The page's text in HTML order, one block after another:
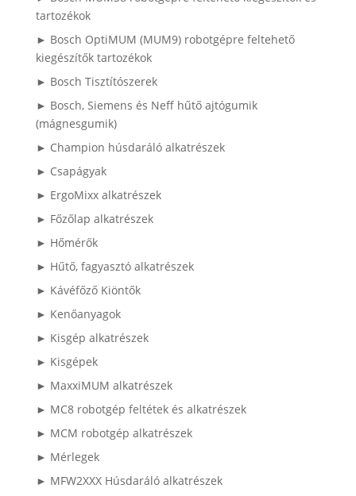
tartozékok
► Bosch OptiMUM (MUM9) robotgépre feltehető
kiegészítők tartozékok
► Bosch Tisztítószerek
► Bosch, Siemens és Neff hűtő ajtógumik
(mágnesgumik)
► Champion húsdaráló alkatrészek
► Csapágyak
► ErgoMixx alkatrészek
► Főzőlap alkatrészek
► Hőmérők
► Hűtő, fagyasztó alkatrészek
► Kávéfőző Kiöntők
► Kenőanyagok
► Kisgép alkatrészek
► Kisgépek
► MaxxiMUM alkatrészek
► MC8 robotgép feltétek és alkatrészek
► MCM robotgép alkatrészek
► Mérlegek
► MFW2XXX Húsdaráló alkatrészek